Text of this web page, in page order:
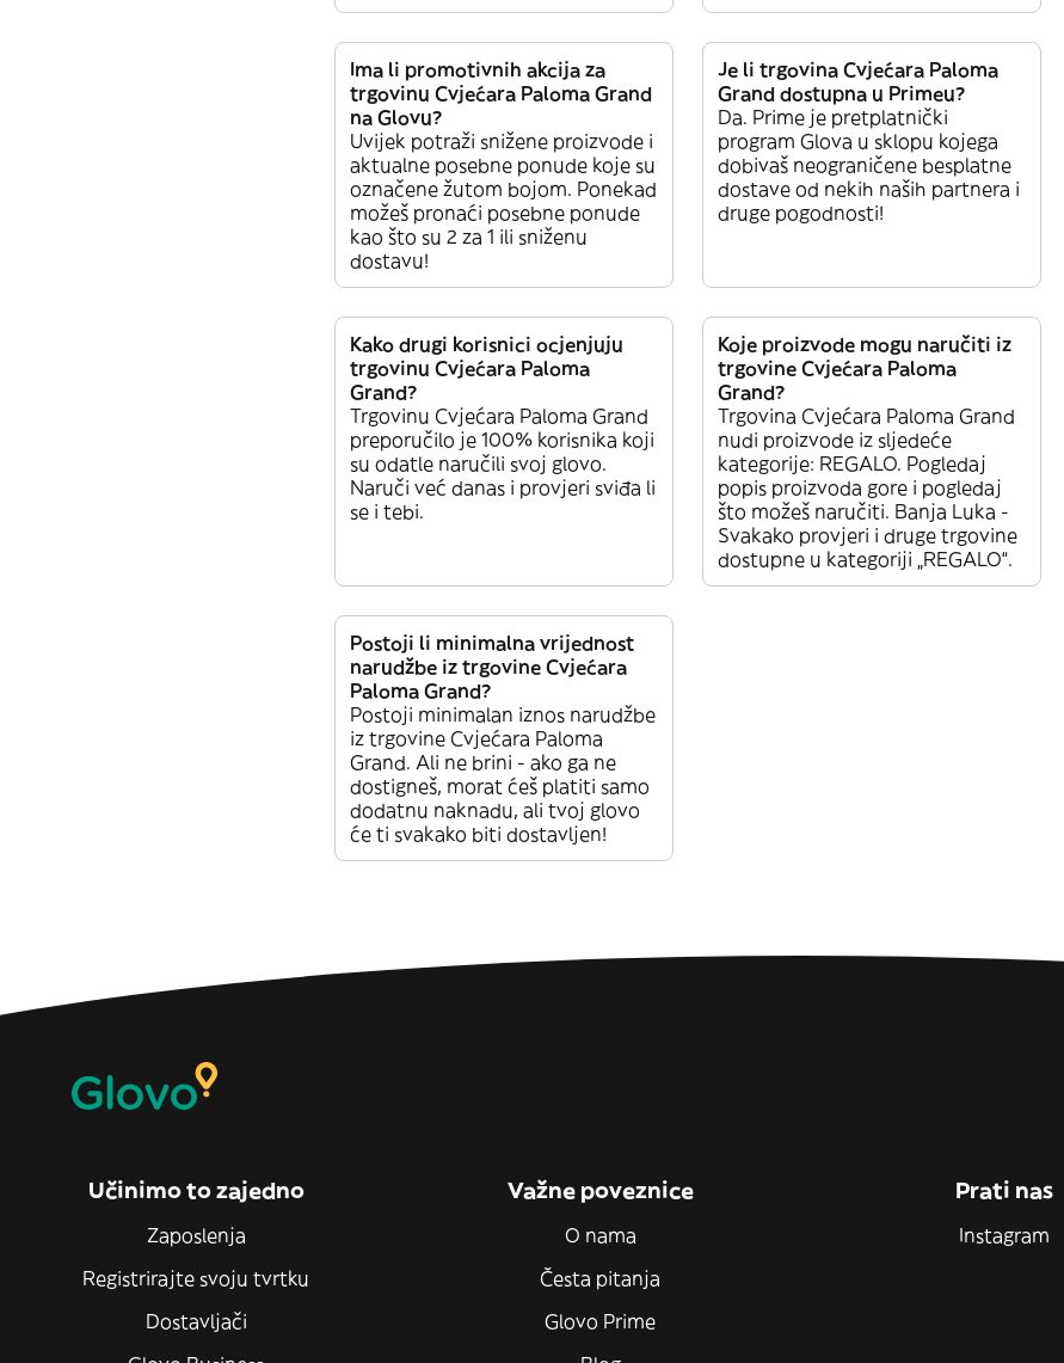
Ima li promotivnih akcija za
trgovinu Cvjećara Paloma Grand
na Glovu?
Uvijek potraži snižene proizvode i
aktualne posebne ponude koje su
označene žutom bojom. Ponekad
možeš pronaći posebne ponude
kao što su 2 za 1 ili sniženu
dostavu!
Je li trgovina Cvjećara Paloma
Grand dostupna u Primeu?
Da. Prime je pretplatnički
program Glova u sklopu kojega
dobivaš neograničene besplatne
dostave od nekih naših partnera i
druge pogodnosti!
Kako drugi korisnici ocjenjuju
trgovinu Cvjećara Paloma
Grand?
Trgovinu Cvjećara Paloma Grand
preporučilo je 100% korisnika koji
su odatle naručili svoj glovo.
Naruči već danas i provjeri sviđa li
se i tebi.
Koje proizvode mogu naručiti iz
trgovine Cvjećara Paloma
Grand?
Trgovina Cvjećara Paloma Grand
nudi proizvode iz sljedeće
kategorije: REGALO. Pogledaj
popis proizvoda gore i pogledaj
što možeš naručiti. Banja Luka -
Svakako provjeri i druge trgovine
dostupne u kategoriji „REGALO“.
Postoji li minimalna vrijednost
narudžbe iz trgovine Cvjećara
Paloma Grand?
Postoji minimalan iznos narudžbe
iz trgovine Cvjećara Paloma
Grand. Ali ne brini - ako ga ne
dostigneš, morat ćeš platiti samo
dodatnu naknadu, ali tvoj glovo
će ti svakako biti dostavljen!
Učinimo to zajedno
Zaposlenja
Registrirajte svoju tvrtku
Dostavljači
Važne poveznice
O nama
Česta pitanja
Glovo Prime
Prati nas
Instagram